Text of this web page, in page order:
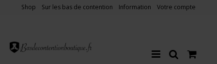
Shop Sur les bas de contention Information Votre compte